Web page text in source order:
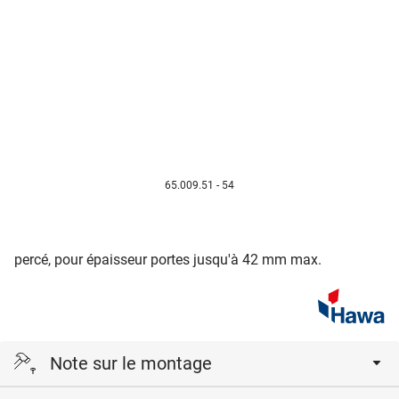
65.009.51 - 54
percé, pour épaisseur portes jusqu'à 42 mm max.
Note sur le montage